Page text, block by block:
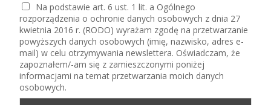
Na podstawie art. 6 ust. 1 lit. a Ogólnego
rozporządzenia o ochronie danych osobowych z dnia 27
kwietnia 2016 r. (RODO) wyrażam zgodę na przetwarzanie
powyższych danych osobowych (imię, nazwisko, adres e-
mail) w celu otrzymywania newslettera. Oświadczam, że
zapoznałem/-am się z zamieszczonymi poniżej
informacjami na temat przetwarzania moich danych
osobowych.